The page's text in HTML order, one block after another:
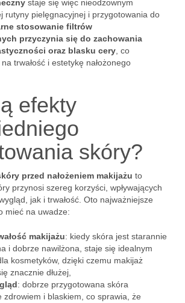
staje się więc nieodzownym
rutyny pielęgnacyjnej i przygotowania do
stosowanie filtrów
przyczynia się do zachowania
oraz blasku cery , co
trwałość i estetykę nałożonego
efekty
skóry?
przed nałożeniem makijażu to
przynosi szereg korzyści, wpływających
jak i trwałość. Oto najważniejsze
mieć na uwadze:
makijażu: kiedy skóra jest starannie
i dobrze nawilżona, staje się idealnym
kosmetyków, dzięki czemu makijaż
znacznie dłużej,
: dobrze przygotowana skóra
zdrowiem i blaskiem, co sprawia, że